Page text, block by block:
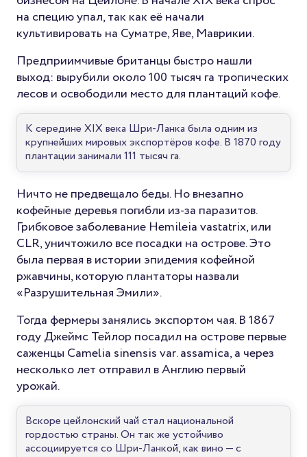
на специю упал, так как её начали
культивировать на Суматре, Яве, Маврикии.
Предприимчивые британцы быстро нашли
выход: вырубили около 100 тысяч га тропических
лесов и освободили место для плантаций кофе.
К середине XIX века Шри-Ланка была одним из
крупнейших мировых экспортёров кофе. В 1870 году
плантации занимали 111 тысяч га.
Ничто не предвещало беды. Но внезапно
кофейные деревья погибли из-за паразитов.
Грибковое заболевание Hemileia vastatrix, или
CLR, уничтожило все посадки на острове. Это
была первая в истории эпидемия кофейной
ржавчины, которую плантаторы назвали
«Разрушительная Эмили».
Тогда фермеры занялись экспортом чая. В 1867
году Джеймс Тейлор посадил на острове первые
саженцы Camelia sinensis var. assamica, а через
несколько лет отправил в Англию первый
урожай.
Вскоре цейлонский чай стал национальной
гордостью страны. Он так же устойчиво
ассоциируется со Шри-Ланкой, как вино — с